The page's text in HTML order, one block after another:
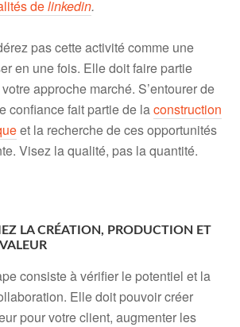
delinkedin.
pas cette activité comme une
en une fois. Elle doit faire partie
approche marché. S’entourer de
confiance fait partie de laconstruction
et la recherche de ces opportunités
Visez la qualité, pas la quantité.
LA CRÉATION, PRODUCTION ET
consiste à vérifier le potentiel et la
Elle doit pouvoir créer
pour votre client, augmenter les